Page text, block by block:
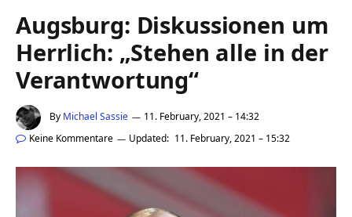
Augsburg: Diskussionen um
Herrlich: „Stehen alle in der
Verantwortung“
By Michael Sassie
11. February, 2021 – 14:32
Keine Kommentare
Updated: 11. February, 2021 – 15:32